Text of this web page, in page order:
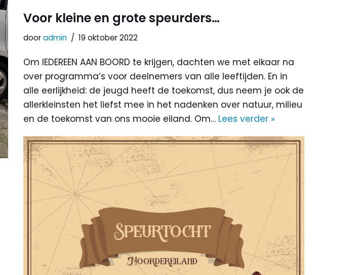
Voor kleine en grote speurders…
dooradmin 19 oktober 2022
Om IEDEREEN AAN BOORD te krijgen, dachten we met elkaar na
over programma’s voor deelnemers van alle leeftijden. En in
alle eerlijkheid: de jeugd heeft de toekomst, dus neem je ook de
allerkleinsten het liefst mee in het nadenken over natuur, milieu
en de toekomst van ons mooie eiland. Om… Lees verder »